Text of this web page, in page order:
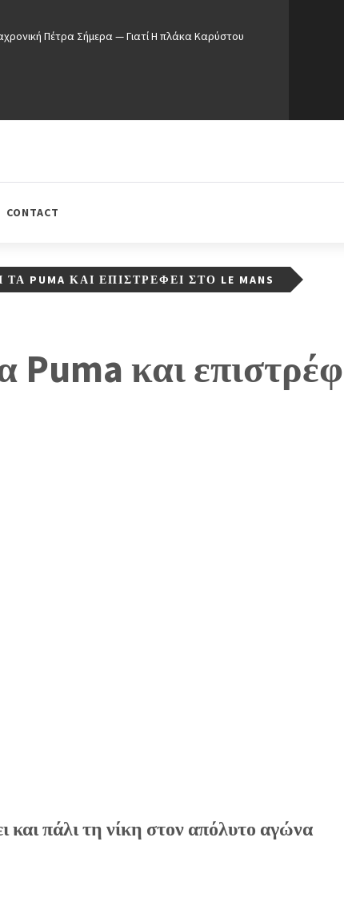
Πέτρα Σήμερα — Γιατί Η πλάκα Καρύστου
CONTACT
PUMA ΚΑΙ ΕΠΙΣΤΡΈΦΕΙ ΣΤΟ LE MANS
Puma και
και πάλι τη νίκη στον απόλυτο αγώνα